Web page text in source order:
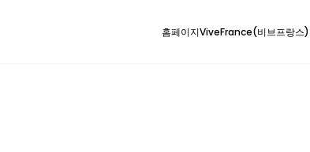
홈페이지ViveFrance(비브프랑스